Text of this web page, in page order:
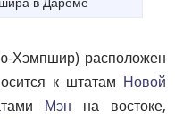
Хэмпшир) расположен
к штатам Новой
Мэн на востоке,